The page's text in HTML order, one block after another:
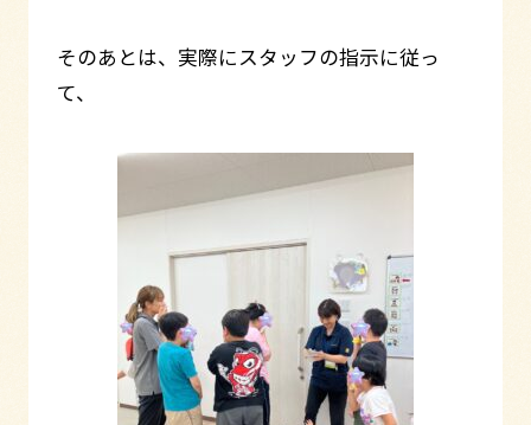
そのあとは、実際にスタッフの指示に従っ
て、